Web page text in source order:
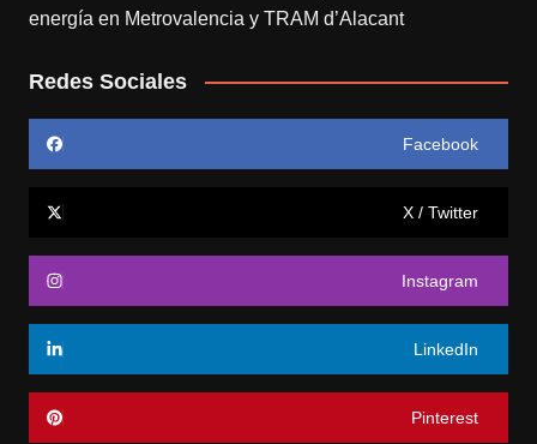
energía en Metrovalencia y TRAM d’Alacant
Redes Sociales
Facebook
X / Twitter
Instagram
LinkedIn
Pinterest